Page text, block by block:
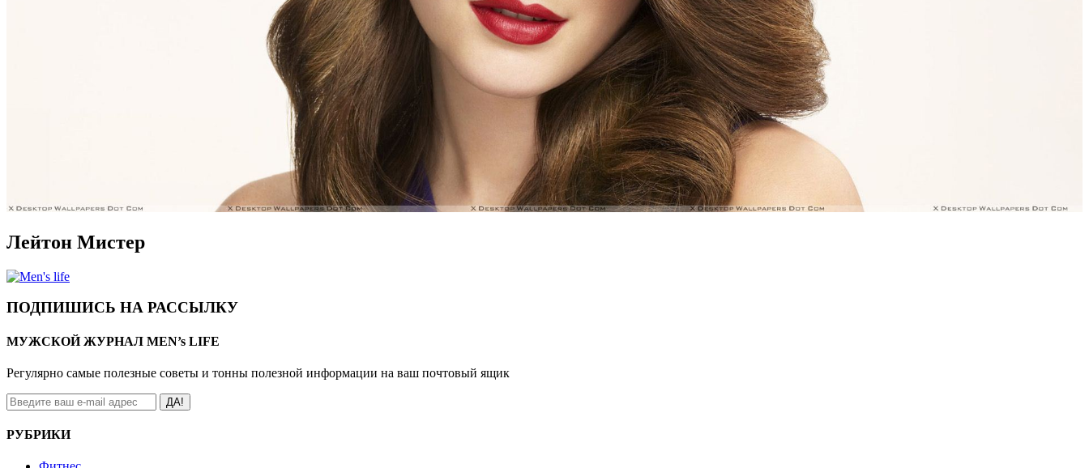
Лейтон Мистер
ПОДПИШИСЬ НА РАССЫЛКУ
МУЖСКОЙ ЖУРНАЛ MEN’s LIFE
Регулярно самые полезные советы и тонны полезной информации на ваш почтовый ящик
ДА!
РУБРИКИ